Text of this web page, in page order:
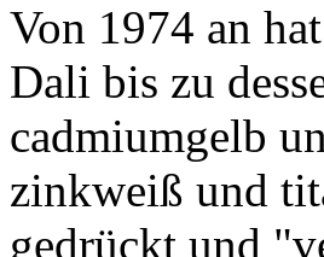
Von 1974 an
Dali bis zu
cadmiumgelb
zinkweiß und
gedrückt und